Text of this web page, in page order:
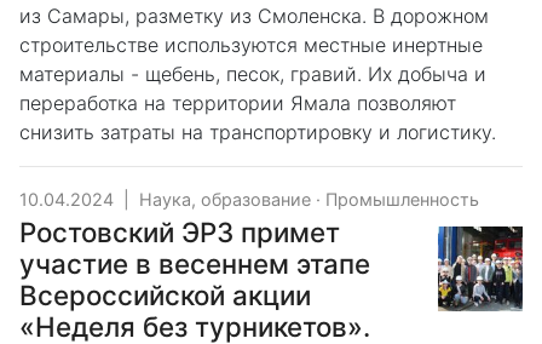
из Самары, разметку из Смоленска. В дорожном
строительстве используются местные инертные
материалы - щебень, песок, гравий. Их добыча и
переработка на территории Ямала позволяют
снизить затраты на транспортировку и логистику.
10.04.2024 Наука, образование · Промышленность
Ростовский ЭРЗ примет
участие в весеннем этапе
Всероссийской акции
«Неделя без турникетов».